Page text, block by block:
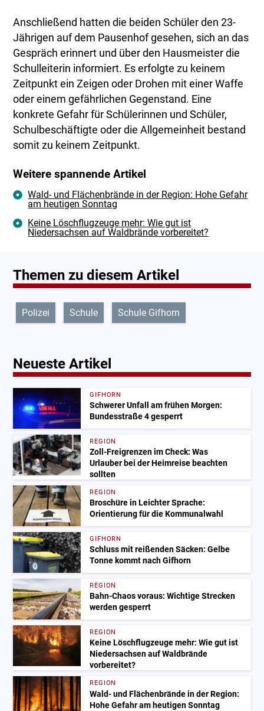
Anschließend hatten die beiden Schüler den 23-
Jährigen auf dem Pausenhof gesehen, sich an das
Gespräch erinnert und über den Hausmeister die
Schulleiterin informiert. Es erfolgte zu keinem
Zeitpunkt ein Zeigen oder Drohen mit einer Waffe
oder einem gefährlichen Gegenstand. Eine
konkrete Gefahr für Schülerinnen und Schüler,
Schulbeschäftigte oder die Allgemeinheit bestand
somit zu keinem Zeitpunkt.
Weitere spannende Artikel
Wald- und Flächenbrände in der Region: Hohe Gefahr
am heutigen Sonntag
Keine Löschflugzeuge mehr: Wie gut ist
Niedersachsen auf Waldbrände vorbereitet?
Themen zu diesem Artikel
Polizei Schule Schule Gifhorn
Neueste Artikel
GIFHORN
Schwerer Unfall am frühen Morgen:
Bundesstraße 4 gesperrt
REGION
Zoll-Freigrenzen im Check: Was
Urlauber bei der Heimreise beachten
sollten
REGION
Broschüre in Leichter Sprache:
Orientierung für die Kommunalwahl
GIFHORN
Schluss mit reißenden Säcken: Gelbe
Tonne kommt nach Gifhorn
REGION
Bahn-Chaos voraus: Wichtige Strecken
werden gesperrt
REGION
Keine Löschflugzeuge mehr: Wie gut ist
Niedersachsen auf Waldbrände
vorbereitet?
REGION
Wald- und Flächenbrände in der Region:
Hohe Gefahr am heutigen Sonntag